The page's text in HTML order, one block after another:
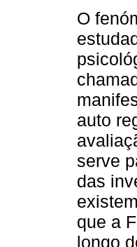
O
auto
serve
das
que a
longo